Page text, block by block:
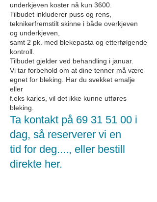
underkjeven koster nå kun 3600
Tilbudet inkluderer puss og rens,
teknikerfremstilt skinne i både overkjeven
og underkjeven,
samt 2 pk. med blekepasta og etterfølgende
kontroll.
Tilbudet gjelder ved behandling i januar.
Vi tar forbehold om at dine tenner må være
egnet for bleking. Har du svekket emalje
eller
f.eks karies, vil det ikke kunne utføres
bleking.
Ta kontakt på 69 31 51 00 i
dag, så reserverer vi en
tid for deg...., eller bestill
direkte her.